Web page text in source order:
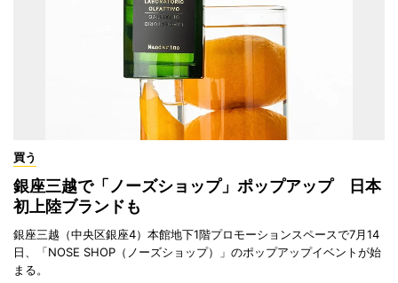
買う
銀座三越で「ノーズショップ」ポップアップ 日本
初上陸ブランドも
銀座三越（中央区銀座4）本館地下1階プロモーションスペースで7月14
日、「NOSE SHOP（ノーズショップ）」のポップアップイベントが始
まる。